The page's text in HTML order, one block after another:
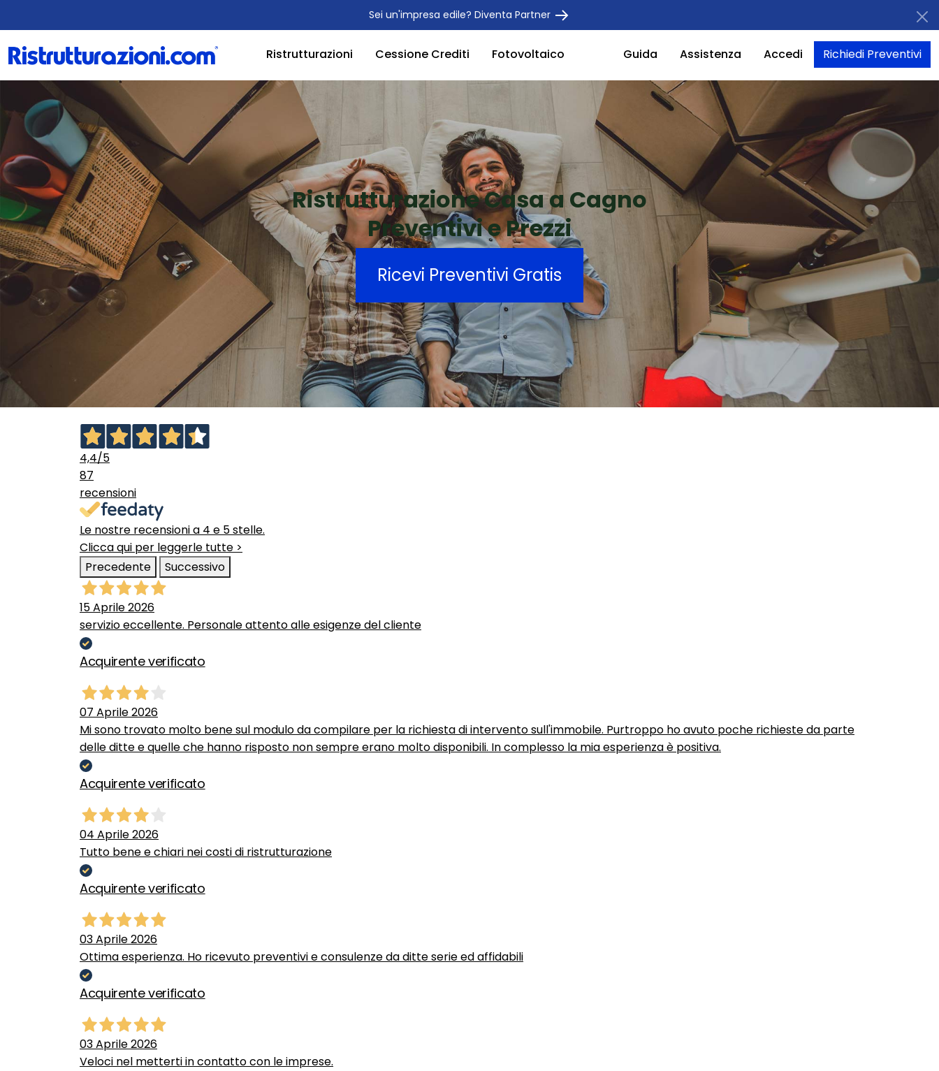
Sei un'impresa edile? Diventa Partner
Ristrutturazioni Cessione Crediti Fotovoltaico Guida Assistenza Accedi Richiedi Preventivi
Ristrutturazione Casa a Cagno
Preventivi e Prezzi
Ricevi Preventivi Gratis
4,4/5
87
recensioni
Le nostre recensioni a 4 e 5 stelle.
Clicca qui per leggerle tutte >
Precedente
Successivo
15 Aprile 2026
servizio eccellente. Personale attento alle esigenze del cliente
Acquirente verificato
07 Aprile 2026
Mi sono trovato molto bene sul modulo da compilare per la richiesta di intervento sull'immobile. Purtroppo ho avuto poche richieste da parte
delle ditte e quelle che hanno risposto non sempre erano molto disponibili. In complesso la mia esperienza è positiva.
Acquirente verificato
04 Aprile 2026
Tutto bene e chiari nei costi di ristrutturazione
Acquirente verificato
03 Aprile 2026
Ottima esperienza. Ho ricevuto preventivi e consulenze da ditte serie ed affidabili
Acquirente verificato
03 Aprile 2026
Veloci nel metterti in contatto con le imprese.